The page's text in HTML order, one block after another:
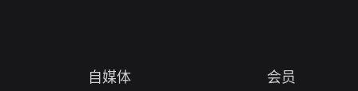
自媒体 会员